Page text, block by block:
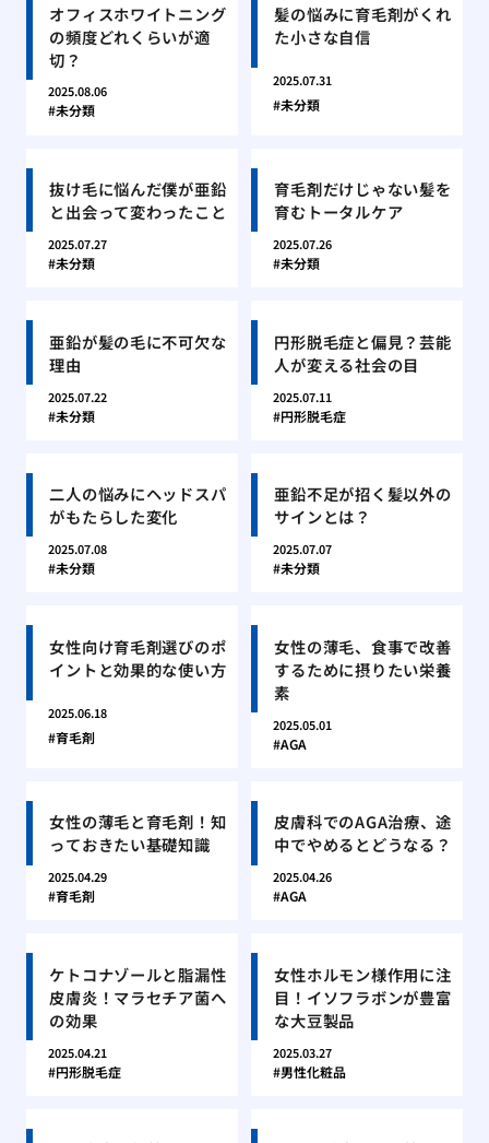
オフィスホワイトニング
の頻度どれくらいが適
切？
2025.08.06
未分類
髪の悩みに育毛剤がくれ
た小さな自信
2025.07.31
未分類
抜け毛に悩んだ僕が亜鉛
と出会って変わったこと
2025.07.27
未分類
育毛剤だけじゃない髪を
育むトータルケア
2025.07.26
未分類
亜鉛が髪の毛に不可欠な
理由
2025.07.22
未分類
円形脱毛症と偏見？芸能
人が変える社会の目
2025.07.11
円形脱毛症
二人の悩みにヘッドスパ
がもたらした変化
2025.07.08
未分類
亜鉛不足が招く髪以外の
サインとは？
2025.07.07
未分類
女性向け育毛剤選びのポ
イントと効果的な使い方
2025.06.18
育毛剤
女性の薄毛、食事で改善
するために摂りたい栄養
素
2025.05.01
AGA
女性の薄毛と育毛剤！知
っておきたい基礎知識
2025.04.29
育毛剤
皮膚科でのAGA治療、途
中でやめるとどうなる？
2025.04.26
AGA
ケトコナゾールと脂漏性
皮膚炎！マラセチア菌へ
の効果
2025.04.21
円形脱毛症
女性ホルモン様作用に注
目！イソフラボンが豊富
な大豆製品
2025.03.27
男性化粧品